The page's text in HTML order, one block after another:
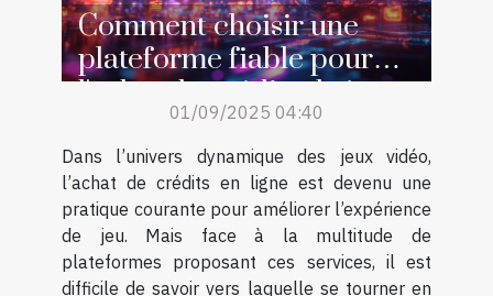
Comment choisir une
plateforme fiable pour
l'achat de crédits de jeu en
01/09/2025 04:40
Dans l’univers dynamique des jeux vidéo,
l’achat de crédits en ligne est devenu une
pratique courante pour améliorer l’expérience
de jeu. Mais face à la multitude de
plateformes proposant ces services, il est
difficile de savoir vers laquelle se tourner en